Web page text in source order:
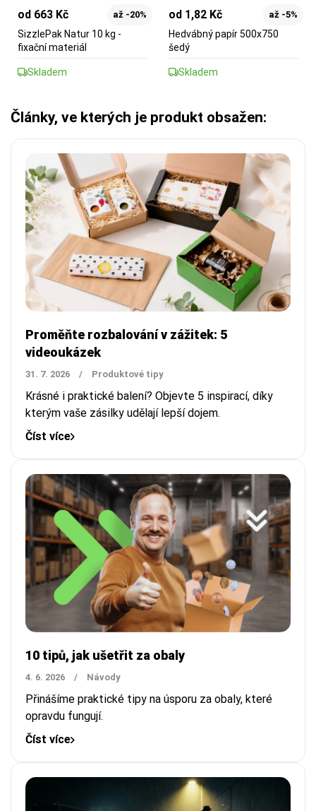
od 663 Kč až -20%
SizzlePak Natur 10 kg -
fixační materiál
Skladem
od 1,82 Kč až -5%
Hedvábný papír 500x750
šedý
Skladem
Články, ve kterých je produkt obsažen:
Proměňte rozbalování v zážitek: 5
videoukázek
31. 7. 2026 / Produktové tipy
Krásné i praktické balení? Objevte 5 inspirací, díky
kterým vaše zásilky udělají lepší dojem.
Číst více
10 tipů, jak ušetřit za obaly
4. 6. 2026 / Návody
Přinášíme praktické tipy na úsporu za obaly, které
opravdu fungují.
Číst více